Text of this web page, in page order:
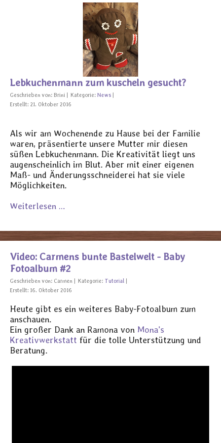
Lebkuchenmann zum kuscheln gesucht?
Geschrieben von: Brini Kategorie: News
Erstellt: 21. Oktober 2016
Als wir am Wochenende zu Hause bei der Familie
waren, präsentierte unsere Mutter mir diesen
süßen Lebkuchenmann. Die Kreativität liegt uns
augenscheinlich im Blut. Aber mit einer eigenen
Maß- und Änderungsschneiderei hat sie viele
Möglichkeiten.
Weiterlesen …
Video: Carmens bunte Bastelwelt - Baby
Fotoalbum #2
Geschrieben von: Carmen Kategorie: Tutorial
Erstellt: 16. Oktober 2016
Heute gibt es ein weiteres Baby-Fotoalbum zum
anschauen.
Ein großer Dank an Ramona von Mona's
Kreativwerkstatt für die tolle Unterstützung und
Beratung.